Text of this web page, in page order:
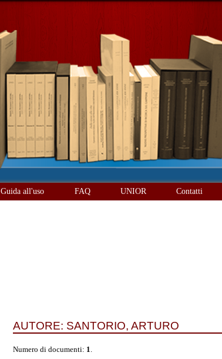
Guida all'uso FAQ UNIOR Contatti
AUTORE: SANTORIO, ARTURO
Numero di documenti: 1.